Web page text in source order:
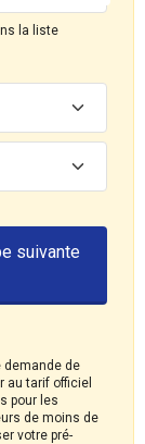
la liste
demande de
au tarif officiel
pour les
de moins de
votre pré-